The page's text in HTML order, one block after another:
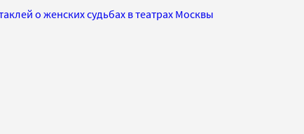
о женских судьбах в театрах Москвы